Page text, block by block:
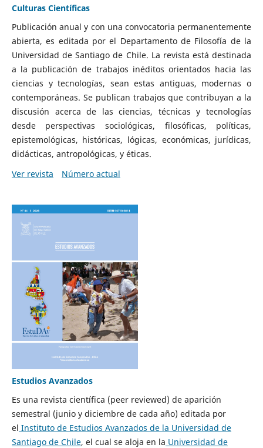
Culturas Científicas
Publicación anual y con una convocatoria permanentemente
abierta, es editada por el Departamento de Filosofía de la
Universidad de Santiago de Chile. La revista está destinada
a la publicación de trabajos inéditos orientados hacia las
ciencias y tecnologías, sean estas antiguas, modernas o
contemporáneas. Se publican trabajos que contribuyan a la
discusión acerca de las ciencias, técnicas y tecnologías
desde perspectivas sociológicas, filosóficas, políticas,
epistemológicas, históricas, lógicas, económicas, jurídicas,
didácticas, antropológicas, y éticas.
Ver revista
Número actual
Estudios Avanzados
Es una revista científica (peer reviewed) de aparición
semestral (junio y diciembre de cada año) editada por
el Instituto de Estudios Avanzados de la Universidad de
Santiago de Chile, el cual se aloja en la Universidad de